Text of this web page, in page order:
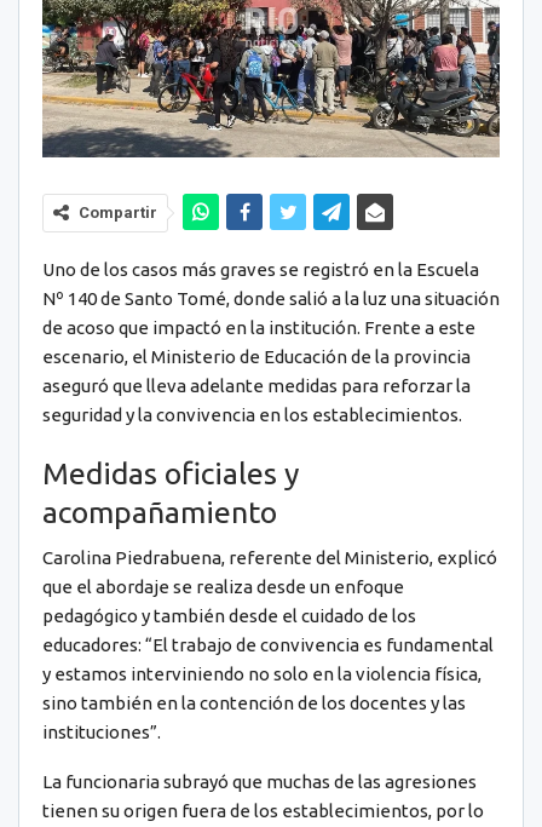
Compartir
Uno de los casos más graves se registró en la Escuela
Nº 140 de Santo Tomé, donde salió a la luz una situación
de acoso que impactó en la institución. Frente a este
escenario, el Ministerio de Educación de la provincia
aseguró que lleva adelante medidas para reforzar la
seguridad y la convivencia en los establecimientos.
Medidas oficiales y
acompañamiento
Carolina Piedrabuena, referente del Ministerio, explicó
que el abordaje se realiza desde un enfoque
pedagógico y también desde el cuidado de los
educadores: “El trabajo de convivencia es fundamental
y estamos interviniendo no solo en la violencia física,
sino también en la contención de los docentes y las
instituciones”.
La funcionaria subrayó que muchas de las agresiones
tienen su origen fuera de los establecimientos, por lo